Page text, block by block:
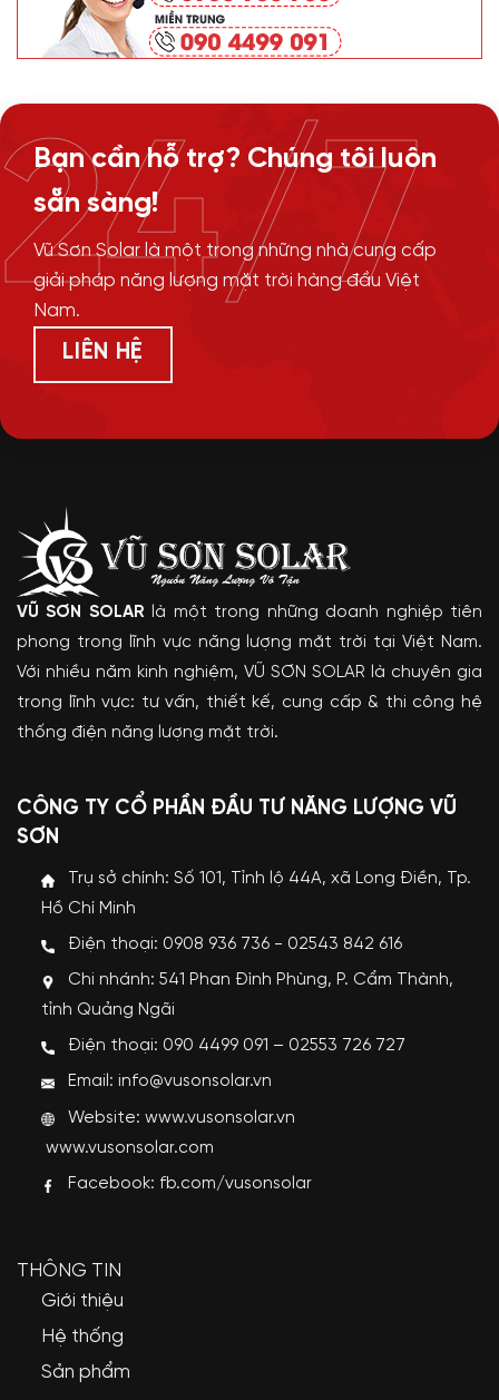
Bạn cần hỗ trợ? Chúng tôi luôn
sẵn sàng!
Vũ Sơn Solar là một trong những nhà cung cấp
giải pháp năng lượng mặt trời hàng đầu Việt
Nam.
LIÊN HỆ
24/7
VŨ SƠN SOLAR là một trong những doanh nghiệp tiên
phong trong lĩnh vực năng lượng mặt trời tại Việt Nam.
Với nhiều năm kinh nghiệm, VŨ SƠN SOLAR là chuyên gia
trong lĩnh vực: tư vấn, thiết kế, cung cấp & thi công hệ
thống điện năng lượng mặt trời.
CÔNG TY CỔ PHẦN ĐẦU TƯ NĂNG LƯỢNG VŨ
SƠN
Trụ sở chính: Số 101, Tỉnh lộ 44A, xã Long Điền, Tp.
Hồ Chí Minh
Điện thoại: 0908 936 736 - 02543 842 616
Chi nhánh: 541 Phan Đình Phùng, P. Cẩm Thành,
tỉnh Quảng Ngãi
Điện thoại: 090 4499 091 – 02553 726 727
Email: info@vusonsolar.vn
Website:www.vusonsolar.vn
www.vusonsolar.com
Facebook: fb.com/vusonsolar
THÔNG TIN
Giới thiệu
Hệ thống
Sản phẩm